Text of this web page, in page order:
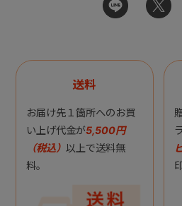
送料
お届け先１箇所へのお買
い上げ代金が5,500円
（税込） 以上で送料無
料。